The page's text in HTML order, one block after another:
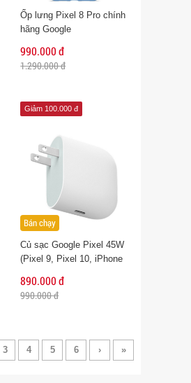
Ốp lưng Pixel 8 Pro chính
hãng Google
990.000 đ
1.290.000 đ
Bán chạy
Giảm 100.000 đ
Củ sạc Google Pixel 45W
(Pixel 9, Pixel 10, iPhone
890.000 đ
990.000 đ
3 4 5 6 › »